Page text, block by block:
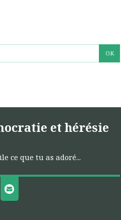
et hérésie
ce que tu as adoré...